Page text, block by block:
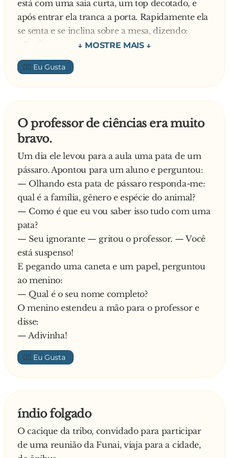
manda a brasa.
Depois do serviço feito, ele vira-se para a
mulher e diz:
- Duvido que a Pepsi faça uma promoção
melhor que esta!
está com uma saia curta, um top decotado, e
após entrar ela tranca a porta. Rapidamente ela
se senta e se inclina sobre a mesa, dizendo:
- Professor, eu realmente preciso passar nessa
prova. Se eu passar nessa prova, eu vou passar
de ano, então eu realmente preciso de sua
ajuda. É muito importante para mim. Quer
dizer, eu faria qualquer coisa para passar nessa
Ela estende a mão e toca levemente a mão do
professor. O professor levanta uma sobrancelha,
olha para a porta fechada, limpa a garganta e se
inclina.
- Qualquer coisa? - ele pergunta.
- Qualquer coisa -, ela concorda.
Ele toma uma respiração profunda e, em
seguida, pergunta:
- Será que você poderia... estudar?
👍🏼
O professor de ciências era muito
bravo.
Um dia ele levou para a aula uma pata de um
pássaro. Apontou para um aluno e perguntou:
— Olhando esta pata de pássaro responda-me:
qual é a família, gênero e espécie do animal?
— Como é que eu vou saber isso tudo com uma
pata?
— Seu ignorante — gritou o professor. — Você
está suspenso!
E pegando uma caneta e um papel, perguntou
ao menino:
— Qual é o seu nome completo?
O menino estendeu a mão para o professor e
disse:
— Adivinha!
👍🏼
índio folgado
O cacique da tribo, convidado para participar
de uma reunião da Funai, viaja para a cidade,